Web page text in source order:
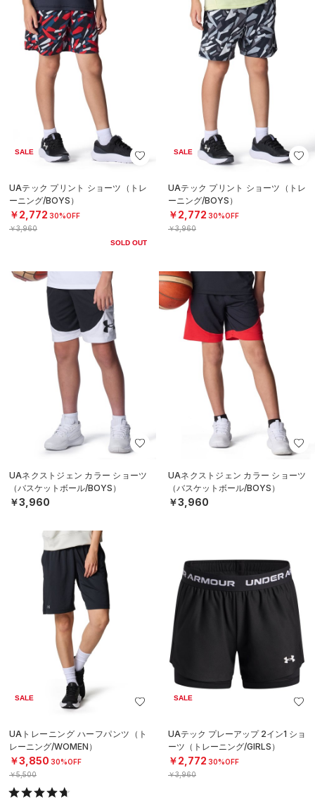
SALE
UAテック プリント ショーツ（トレ
ーニング/BOYS）
￥2,772 30%OFF
￥3,960
SOLD OUT
SALE
UAテック プリント ショーツ（トレ
ーニング/BOYS）
￥2,772 30%OFF
￥3,960
UAネクストジェン カラー ショーツ
（バスケットボール/BOYS）
￥3,960
UAネクストジェン カラー ショーツ
（バスケットボール/BOYS）
￥3,960
SALE
UAトレーニング ハーフパンツ（ト
レーニング/WOMEN）
￥3,850 30%OFF
￥5,500
SALE
UAテック プレーアップ 2イン1 ショ
ーツ（トレーニング/GIRLS）
￥2,772 30%OFF
￥3,960